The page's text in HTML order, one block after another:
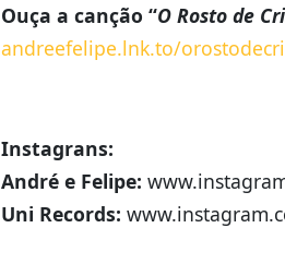
Ouça a canção “O Rosto de
andreefelipe.lnk.to/
Instagrans:
André e Felipe:
Uni Records: